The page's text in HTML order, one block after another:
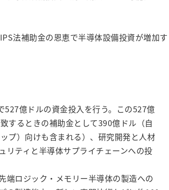
法補助金の恩恵で半導体設備投資が増加す
527億ドルの資金投入を行う。この527億
するときの補助金として390億ドル（自
プ）向けも含まれる）、研究開発と人材
リティと半導体サプライチェーンへの投
端ロジック・メモリー半導体の製造への